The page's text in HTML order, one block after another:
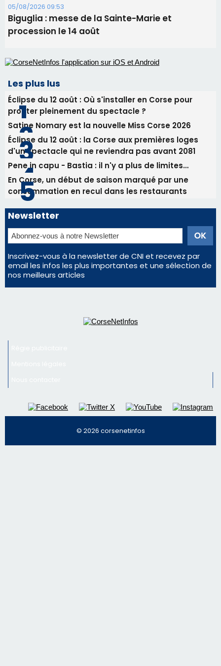
05/08/2026 09:53
Biguglia : messe de la Sainte-Marie et
procession le 14 août
Les plus lus
Éclipse du 12 août : Où s'installer en Corse pour
profiter pleinement du spectacle ?
Satine Nomary est la nouvelle Miss Corse 2026
Éclipse du 12 août : la Corse aux premières loges
d'un spectacle qui ne reviendra pas avant 2081
Pene in capu - Bastia : il n'y a plus de limites…
En Corse, un début de saison marqué par une
consommation en recul dans les restaurants
Newsletter
Inscrivez-vous à la newsletter de CNI et recevez par
email les infos les plus importantes et une sélection de
nos meilleurs articles
© 2026 corsenetinfos